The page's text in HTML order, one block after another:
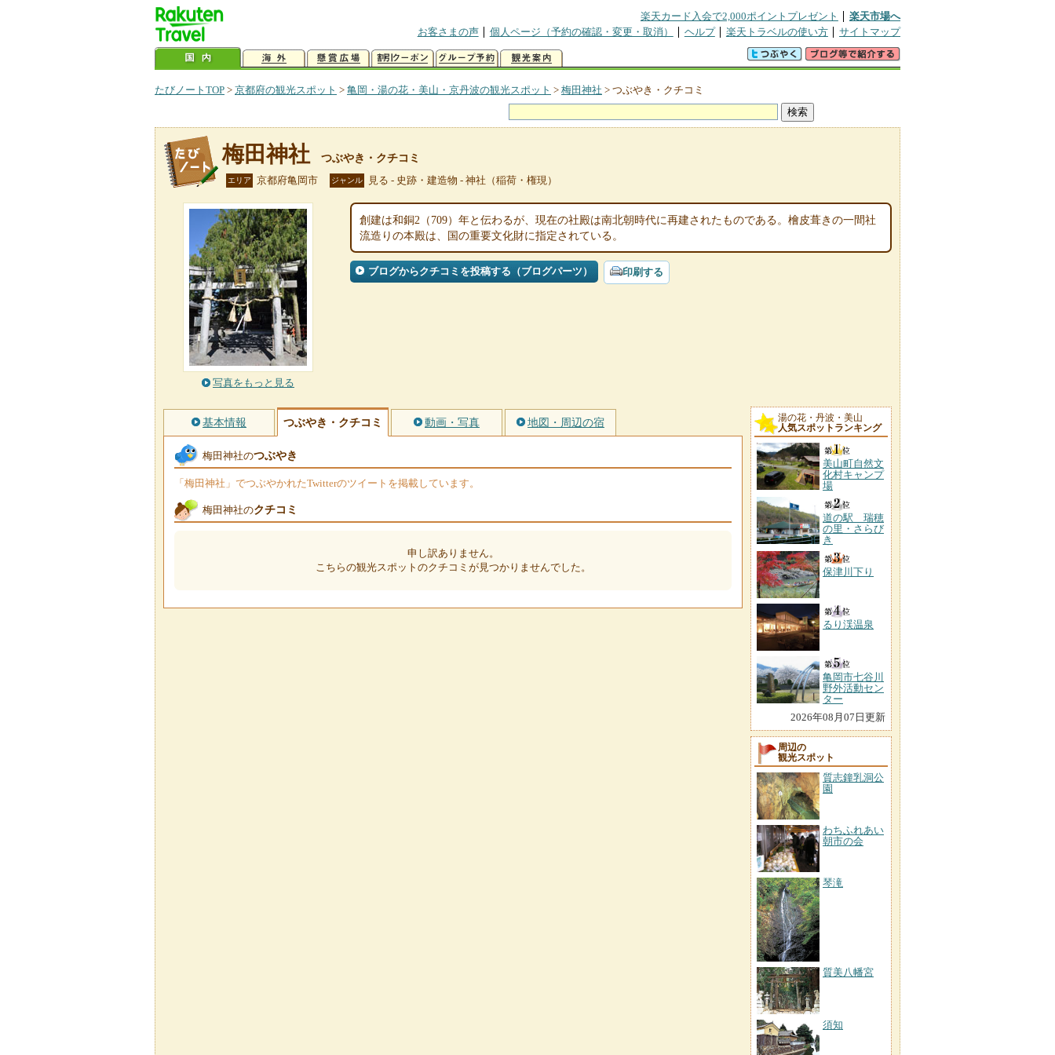
楽天カード入会で2,000ポイントプレゼント
楽天市場へ
お客さまの声
個人ページ（予約の確認・変更・取消） ヘルプ 楽天トラベルの使い方 サイトマップ
たびノートTOP > 京都府の観光スポット > 亀岡・湯の花・美山・京丹波の観光スポット > 梅田神社 > つぶやき・クチコミ
梅田神社 つぶやき・クチコミ
エリア 京都府亀岡市 ジャンル 見る - 史跡・建造物 - 神社（稲荷・権現）
写真をもっと見る
創建は和銅2（709）年と伝わるが、現在の社殿は南北朝時代に再建されたものである。檜皮葺きの一間社
流造りの本殿は、国の重要文化財に指定されている。
ブログからクチコミを投稿する（ブログパーツ） 印刷する
基本情報 つぶやき・クチコミ 動画・写真 地図・周辺の宿
梅田神社のつぶやき
「梅田神社」でつぶやかれたTwitterのツイートを掲載しています。
梅田神社のクチコミ
申し訳ありません。
こちらの観光スポットのクチコミが見つかりませんでした。
湯の花・丹波・美山
人気スポットランキング
美山町自然文
化村キャンプ
場
道の駅 瑞穂
の里・さらび
き
保津川下り
るり渓温泉
亀岡市七谷川
野外活動セン
ター
2026年08月07日更新
周辺の
観光スポット
質志鐘乳洞公
園
わちふれあい
朝市の会
琴滝
質美八幡宮
須知